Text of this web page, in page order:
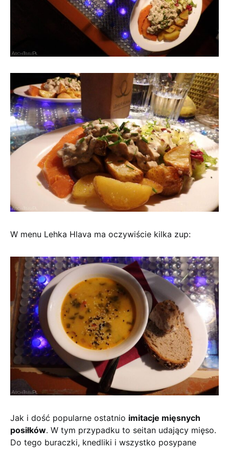
W menu Lehka Hlava ma oczywiście kilka zup:
Jak i dość popularne ostatnio imitacje mięsnych
posiłków. W tym przypadku to seitan udający mięso.
Do tego buraczki, knedliki i wszystko posypane